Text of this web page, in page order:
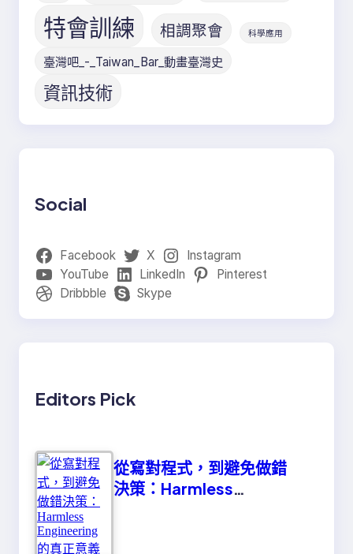
特會訓練 相調聚會 科學應用
臺灣吧_-_Taiwan_Bar_動畫臺灣史
資訊技術
Social
Facebook X
Instagram
YouTube
LinkedIn
Pinterest
Dribbble
Skype
Editors Pick
從寫對程式，到避免做錯
決策：Harmless